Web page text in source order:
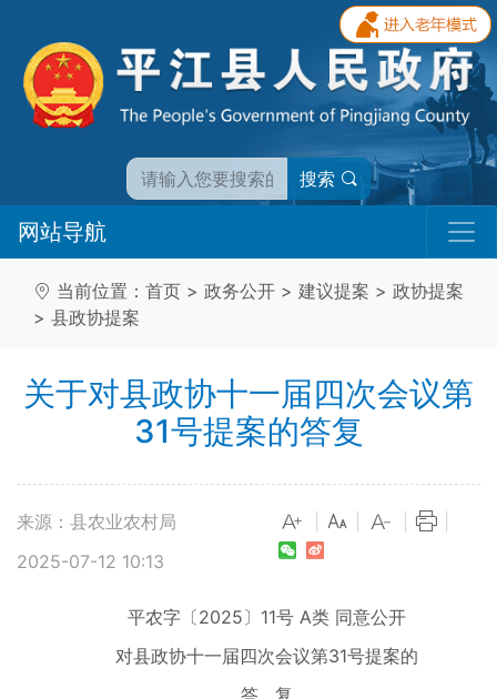
搜索
网站导航
当前位置： 首页 > 政务公开 > 建议提案 > 政协提案
> 县政协提案
关于对县政协十一届四次会议第
31号提案的答复
来源：县农业农村局
2025-07-12 10:13
平农字〔2025〕11号 A类 同意公开
对县政协十一届四次会议第31号提案的
答 复